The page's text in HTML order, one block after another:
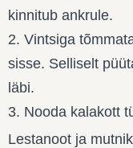
kinnitub ankrule.
2. Vintsiga
sisse. Selliselt
läbi.
3. Nooda kalakott
Lestanoot ja mutnik